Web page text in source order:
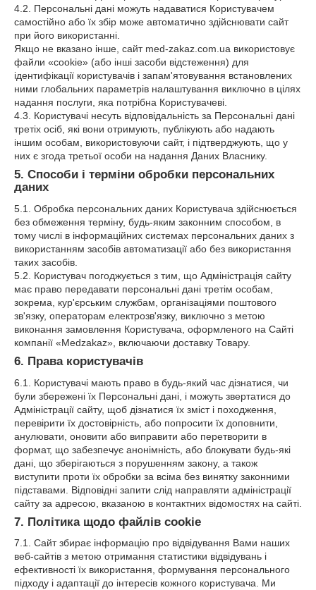
4.2. Персональні дані можуть надаватися Користувачем
самостійно або їх збір може автоматично здійснювати сайт
при його використанні.
Якщо не вказано інше, сайт med-zakaz.com.ua використовує
файли «cookie» (або інші засоби відстеження) для
ідентифікації користувачів і запам'ятовування встановлених
ними глобальних параметрів налаштування виключно в цілях
надання послуги, яка потрібна Користувачеві.
4.3. Користувачі несуть відповідальність за Персональні дані
третіх осіб, які вони отримують, публікують або надають
іншим особам, використовуючи сайт, і підтверджують, що у
них є згода третьої особи на надання Даних Власнику.
5. Способи і терміни обробки персональних
даних
5.1. Обробка персональних даних Користувача здійснюється
без обмеження терміну, будь-яким законним способом, в
тому числі в інформаційних системах персональних даних з
використанням засобів автоматизації або без використання
таких засобів.
5.2. Користувач погоджується з тим, що Адміністрація сайту
має право передавати персональні дані третім особам,
зокрема, кур'єрським службам, організаціями поштового
зв'язку, операторам електрозв'язку, виключно з метою
виконання замовлення Користувача, оформленого на Сайті
компанії «Medzakaz», включаючи доставку Товару.
6. Права користувачів
6.1. Користувачі мають право в будь-який час дізнатися, чи
були збережені їх Персональні дані, і можуть звертатися до
Адміністрації сайту, щоб дізнатися їх зміст і походження,
перевірити їх достовірність, або попросити їх доповнити,
анулювати, оновити або виправити або перетворити в
формат, що забезпечує анонімність, або блокувати будь-які
дані, що зберігаються з порушенням закону, а також
виступити проти їх обробки за всіма без винятку законними
підставами. Відповідні запити слід направляти адміністрації
сайту за адресою, вказаною в контактних відомостях на сайті.
7. Політика щодо файлів cookie
7.1. Сайт збирає інформацію про відвідування Вами наших
веб-сайтів з метою отримання статистики відвідувань і
ефективності їх використання, формування персонального
підходу і адаптації до інтересів кожного користувача. Ми